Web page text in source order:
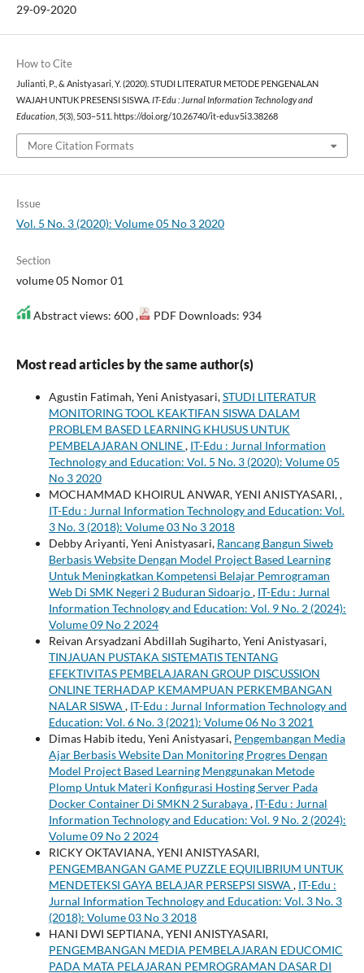
29-09-2020
How to Cite
Julianti, P., & Anistyasari, Y. (2020). STUDI LITERATUR METODE PENGENALAN
WAJAH UNTUK PRESENSI SISWA. IT-Edu : Jurnal Information Technology and
Education, 5(3), 503–511. https://doi.org/10.26740/it-edu.v5i3.38268
More Citation Formats
Issue
Vol. 5 No. 3 (2020): Volume 05 No 3 2020
Section
volume 05 Nomor 01
Abstract views: 600 , PDF Downloads: 934
Most read articles by the same author(s)
Agustin Fatimah, Yeni Anistyasari,STUDI LITERATUR
MONITORING TOOL KEAKTIFAN SISWA DALAM
PROBLEM BASED LEARNING KHUSUS UNTUK
PEMBELAJARAN ONLINE, IT-Edu : Jurnal Information
Technology and Education: Vol. 5 No. 3 (2020): Volume 05
No 3 2020
MOCHAMMAD KHOIRUL ANWAR, YENI ANISTYASARI,,
IT-Edu : Jurnal Information Technology and Education: Vol.
3 No. 3 (2018): Volume 03 No 3 2018
Debby Ariyanti, Yeni Anistyasari, Rancang Bangun Siweb
Berbasis Website Dengan Model Project Based Learning
Untuk Meningkatkan Kompetensi Belajar Pemrograman
Web Di SMK Negeri 2 Buduran Sidoarjo, IT-Edu : Jurnal
Information Technology and Education: Vol. 9 No. 2 (2024):
Volume 09 No 2 2024
Reivan Arsyadzani Abdillah Sugiharto, Yeni Anistyasari,
TINJAUAN PUSTAKA SISTEMATIS TENTANG
EFEKTIVITAS PEMBELAJARAN GROUP DISCUSSION
ONLINE TERHADAP KEMAMPUAN PERKEMBANGAN
NALAR SISWA , IT-Edu : Jurnal Information Technology and
Education: Vol. 6 No. 3 (2021): Volume 06 No 3 2021
Dimas Habib itedu, Yeni Anistyasari, Pengembangan Media
Ajar Berbasis Website Dan Monitoring Progres Dengan
Model Project Based Learning Menggunakan Metode
Plomp Untuk Materi Konfigurasi Hosting Server Pada
Docker Container Di SMKN 2 Surabaya, IT-Edu : Jurnal
Information Technology and Education: Vol. 9 No. 2 (2024):
Volume 09 No 2 2024
RICKY OKTAVIANA, YENI ANISTYASARI,
PENGEMBANGAN GAME PUZZLE EQUILIBRIUM UNTUK
MENDETEKSI GAYA BELAJAR PERSEPSI SISWA , IT-Edu :
Jurnal Information Technology and Education: Vol. 3 No. 3
(2018): Volume 03 No 3 2018
HANI DWI SEPTIANA, YENI ANISTYASARI,
PENGEMBANGAN MEDIA PEMBELAJARAN EDUCOMIC
PADA MATA PELAJARAN PEMROGRAMAN DASAR DI